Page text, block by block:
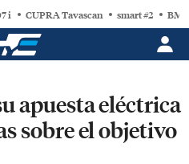
i CUPRA Tavascan smart #2
apuesta eléctrica
sobre el objetivo